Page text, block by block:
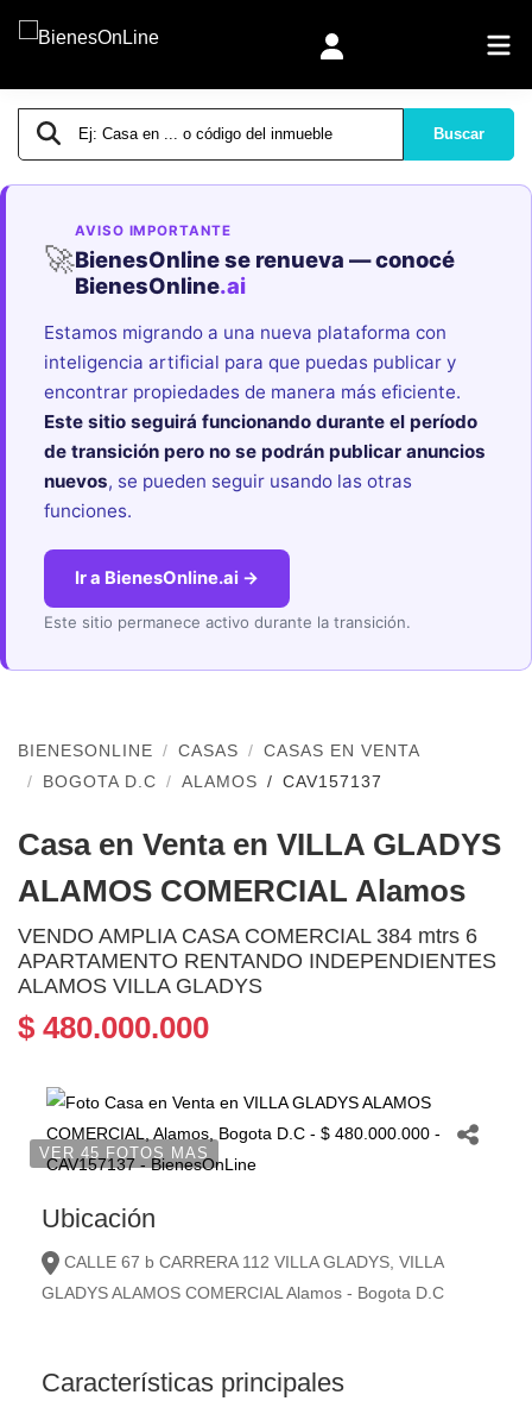
Buscar
🚀
AVISO IMPORTANTE
BienesOnline se renueva — conocé
BienesOnline.ai
Estamos migrando a una nueva plataforma con
inteligencia artificial para que puedas publicar y
encontrar propiedades de manera más eficiente.
Este sitio seguirá funcionando durante el período
de transición pero no se podrán publicar anuncios
nuevos, se pueden seguir usando las otras
funciones.
Ir a BienesOnline.ai →
Este sitio permanece activo durante la transición.
BIENESONLINE CASAS
CASAS EN VENTA
BOGOTA D.C
ALAMOS CAV157137
Casa en Venta en VILLA GLADYS
ALAMOS COMERCIAL Alamos
VENDO AMPLIA CASA COMERCIAL 384 mtrs 6
APARTAMENTO RENTANDO INDEPENDIENTES
ALAMOS VILLA GLADYS
$ 480.000.000
VER 45 FOTOS MAS
Ubicación
CALLE 67 b CARRERA 112 VILLA GLADYS, VILLA
GLADYS ALAMOS COMERCIAL Alamos - Bogota D.C
Características principales